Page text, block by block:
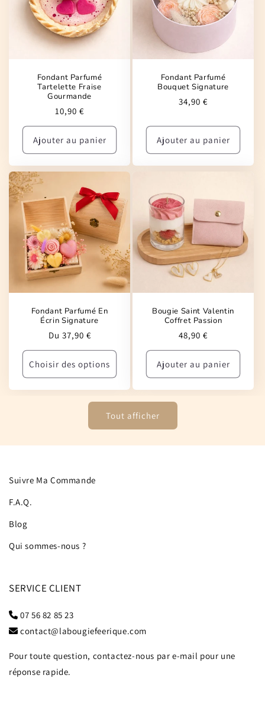
Fondant Parfumé
Tartelette Fraise
Gourmande
Prix
habituel
10,90 €
Ajouter au panier
Fondant Parfumé
Bouquet Signature
Prix
34,90 €
Ajouter au panier
Fondant Parfumé En
Écrin Signature
Prix
habituel
Du 37,90 €
Choisir des options
Bougie Saint Valentin
Coffret Passion
Prix
habituel
48,90 €
Ajouter au panier
Tout afficher
Suivre Ma Commande
F.A.Q.
Blog
Qui sommes-nous ?
SERVICE CLIENT
07 56 82 85 23
contact@labougiefeerique.com
Pour toute question, contactez-nous par e-mail pour une
réponse rapide.